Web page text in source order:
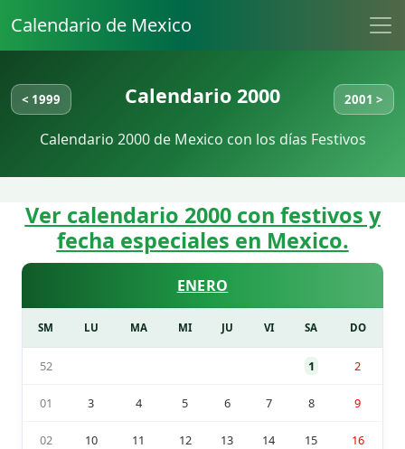
Calendario de Mexico
< 1999 Calendario 2000 2001 >
Calendario 2000 de Mexico con los días Festivos
Ver calendario 2000 con festivos y
fecha especiales en Mexico.
ENERO
SM LU MA MI JU VI SA DO
52 1 2
01 3 4 5 6 7 8 9
02 10 11 12 13 14 15 16